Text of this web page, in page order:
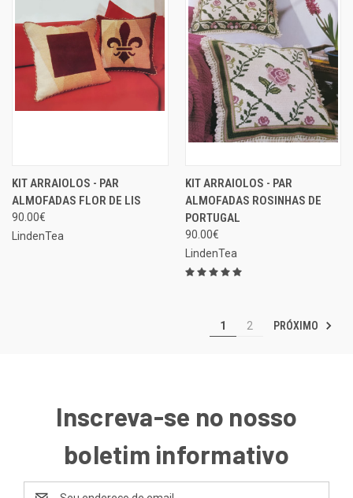
KIT ARRAIOLOS - PAR
ALMOFADAS FLOR DE LIS
90.00€
LindenTea
KIT ARRAIOLOS - PAR
ALMOFADAS ROSINHAS DE
PORTUGAL
90.00€
LindenTea
1 2 PRÓXIMO
Inscreva-se no nosso
boletim informativo